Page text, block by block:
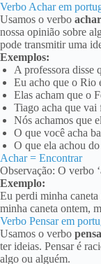
Verbo Achar em
Usamos o verbo achar
nossa opinião sobre
pode transmitir uma
Exemplos:
A professora disse
Eu acho que o Rio
Elas acham que o
Tiago acha que vai
Nós achamos que
O que você acha
O que ela achou
Achar = Encontrar
Observação: O verbo ‘
Exemplo:
Eu perdi minha
minha caneta ontem,
Verbo Pensar em
Usamos o verbo
ter ideias. Pensar é
algo ou alguém.